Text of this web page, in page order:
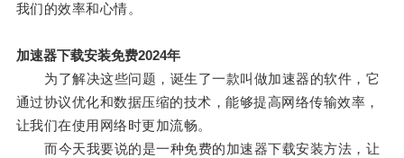
我们的效率和心情。
加速器下载安装免费2024年
为了解决这些问题，诞生了一款叫做加速器的软件，它
通过协议优化和数据压缩的技术，能够提高网络传输效率，
让我们在使用网络时更加流畅。
而今天我要说的是一种免费的加速器下载安装方法，让